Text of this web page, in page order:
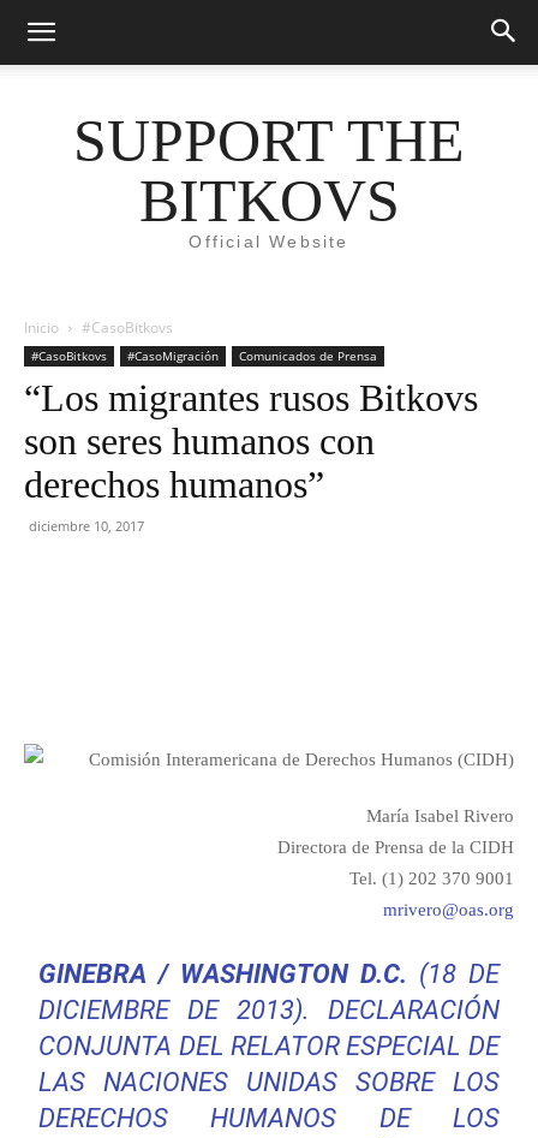
SUPPORT THE
BITKOVS
Official Website
Inicio #CasoBitkovs
#CasoBitkovs #CasoMigración Comunicados de Prensa
“Los migrantes rusos Bitkovs
son seres humanos con
derechos humanos”
diciembre 10, 2017
María Isabel Rivero
Directora de Prensa de la CIDH
Tel. (1) 202 370 9001
mrivero@oas.org
GINEBRA / WASHINGTON D.C. (18 DE
DICIEMBRE DE 2013). DECLARACIÓN
CONJUNTA DEL RELATOR ESPECIAL DE
LAS NACIONES UNIDAS SOBRE LOS
DERECHOS HUMANOS DE LOS